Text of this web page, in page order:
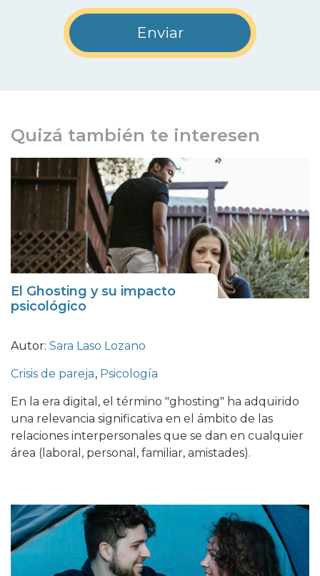
Quizá también te interesen
El Ghosting y su impacto
psicológico
Autor: Sara Laso Lozano
Crisis de pareja, Psicología
En la era digital, el término "ghosting" ha adquirido
una relevancia significativa en el ámbito de las
relaciones interpersonales que se dan en cualquier
área (laboral, personal, familiar, amistades).